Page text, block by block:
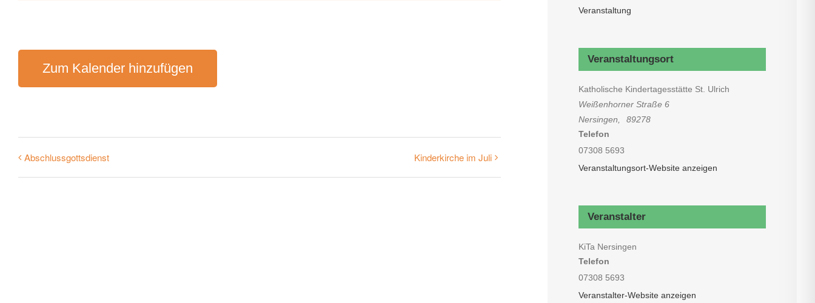
Zum Kalender hinzufügen
Abschlussgottsdienst Kinderkirche im Juli
Veranstaltung
Veranstaltungsort
Katholische Kindertagesstätte St. Ulrich
Weißenhorner Straße 6
Nersingen,
89278
Telefon
07308 5693
Veranstaltungsort-Website anzeigen
Veranstalter
KiTa Nersingen
Telefon
07308 5693
Veranstalter-Website anzeigen